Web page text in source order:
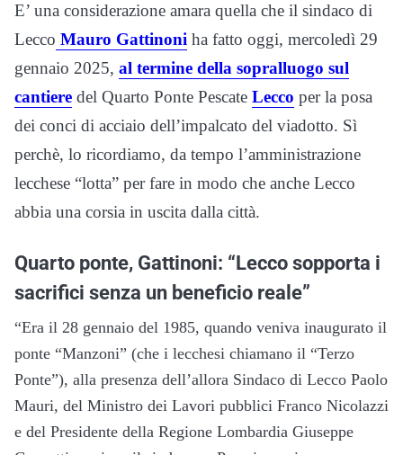
E’ una considerazione amara quella che il sindaco di
Lecco Mauro Gattinoni ha fatto oggi, mercoledì 29
gennaio 2025, al termine della sopralluogo sul
cantiere del Quarto Ponte Pescate Lecco per la posa
dei conci di acciaio dell’impalcato del viadotto. Sì
perchè, lo ricordiamo, da tempo l’amministrazione
lecchese “lotta” per fare in modo che anche Lecco
abbia una corsia in uscita dalla città.
Quarto ponte, Gattinoni: “Lecco sopporta i
sacrifici senza un beneficio reale”
“Era il 28 gennaio del 1985, quando veniva inaugurato il
ponte “Manzoni” (che i lecchesi chiamano il “Terzo
Ponte”), alla presenza dell’allora Sindaco di Lecco Paolo
Mauri, del Ministro dei Lavori pubblici Franco Nicolazzi
e del Presidente della Regione Lombardia Giuseppe